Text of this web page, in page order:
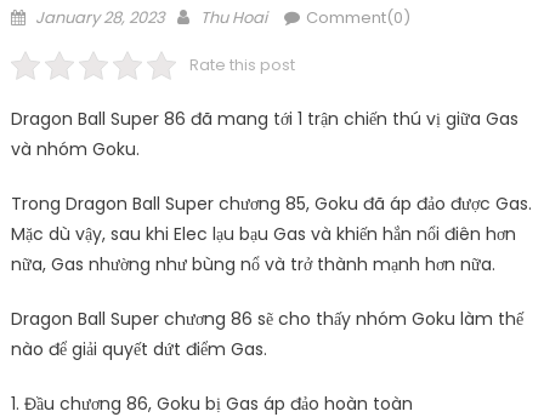
Posted
January 28, 2023 Author
Thu Hoai Comment(0)
Rate this post
Dragon Ball Super 86 đã mang tới 1 trận chiến thú vị giữa Gas
và nhóm Goku.
Trong Dragon Ball Super chương 85, Goku đã áp đảo được Gas.
Mặc dù vậy, sau khi Elec lạu bạu Gas và khiến hắn nổi điên hơn
nữa, Gas nhường như bùng nổ và trở thành mạnh hơn nữa.
Dragon Ball Super chương 86 sẽ cho thấy nhóm Goku làm thế
nào để giải quyết dứt điểm Gas.
1. Đầu chương 86, Goku bị Gas áp đảo hoàn toàn